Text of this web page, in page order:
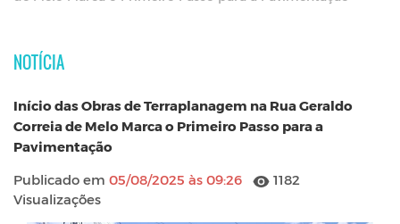
NOTÍCIA
Início das Obras de Terraplanagem na Rua Geraldo
Correia de Melo Marca o Primeiro Passo para a
Pavimentação
Publicado em 05/08/2025 às 09:26
1182
Visualizações